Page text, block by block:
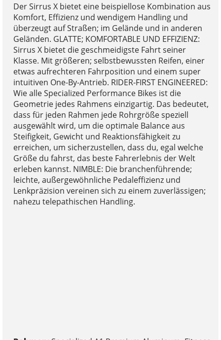
Der Sirrus X bietet eine beispiellose Kombination aus
Komfort, Effizienz und wendigem Handling und
überzeugt auf Straßen; im Gelände und in anderen
Geländen. GLATTE; KOMFORTABLE UND EFFIZIENZ:
Sirrus X bietet die geschmeidigste Fahrt seiner
Klasse. Mit größeren; selbstbewussten Reifen, einer
etwas aufrechteren Fahrposition und einem super
intuitiven One-By-Antrieb. RIDER-FIRST ENGINEERED:
Wie alle Specialized Performance Bikes ist die
Geometrie jedes Rahmens einzigartig. Das bedeutet,
dass für jeden Rahmen jede Rohrgröße speziell
ausgewählt wird, um die optimale Balance aus
Steifigkeit, Gewicht und Reaktionsfähigkeit zu
erreichen, um sicherzustellen, dass du, egal welche
Größe du fahrst, das beste Fahrerlebnis der Welt
erleben kannst. NIMBLE: Die branchenführende;
leichte, außergewöhnliche Pedaleffizienz und
Lenkpräzision vereinen sich zu einem zuverlässigen;
nahezu telepathischen Handling.